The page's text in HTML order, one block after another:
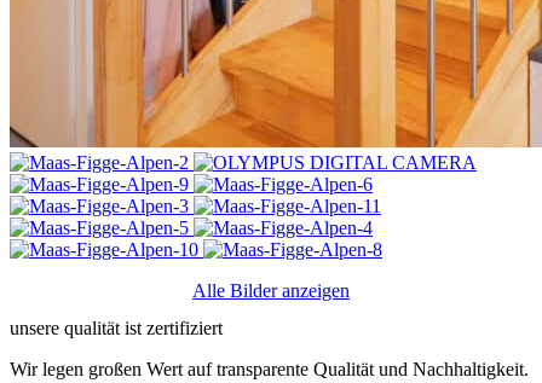
Alle Bilder anzeigen
unsere qualität ist zertifiziert
Wir legen großen Wert auf transparente Qualität und Nachhaltigkeit.